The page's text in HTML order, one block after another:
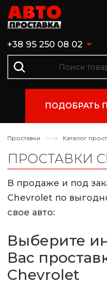
+38 95 250 08 02
ПОДОБРАТЬ
Проставки Каталог
ПРОСТАВКИ
В продаже и под
Chevrolet по
свое авто:
Выберите
Вас
Chevrolet